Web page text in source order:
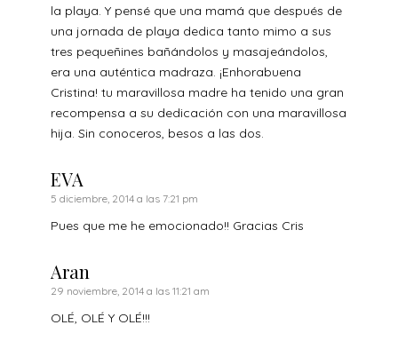
la playa. Y pensé que una mamá que después de
una jornada de playa dedica tanto mimo a sus
tres pequeñines bañándolos y masajeándolos,
era una auténtica madraza. ¡Enhorabuena
Cristina! tu maravillosa madre ha tenido una gran
recompensa a su dedicación con una maravillosa
hija. Sin conoceros, besos a las dos.
EVA
5 diciembre, 2014 a las 7:21 pm
Pues que me he emocionado!! Gracias Cris
Aran
29 noviembre, 2014 a las 11:21 am
OLÉ, OLÉ Y OLÉ!!!